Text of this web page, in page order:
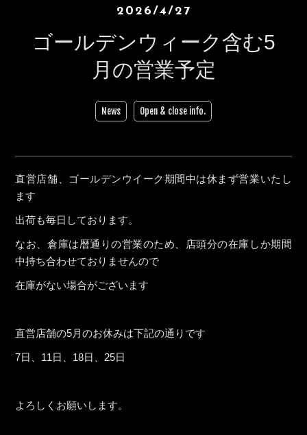
2026/4/27
ゴールデンウィーク含む5
月の営業予定
News Open & close info.
直営店舗、ゴールデンウイーク期間中は休まず営業いたし
ます
出荷も毎日しております。
なお、倉庫は暦通りの営業のため、店頭分の在庫しか期間
中持ち合わせておりませんので
在庫がない場合がございます
直営店舗の5月のお休みは下記の通りです
7日、11日、18日、25日
よろしくお願いします。